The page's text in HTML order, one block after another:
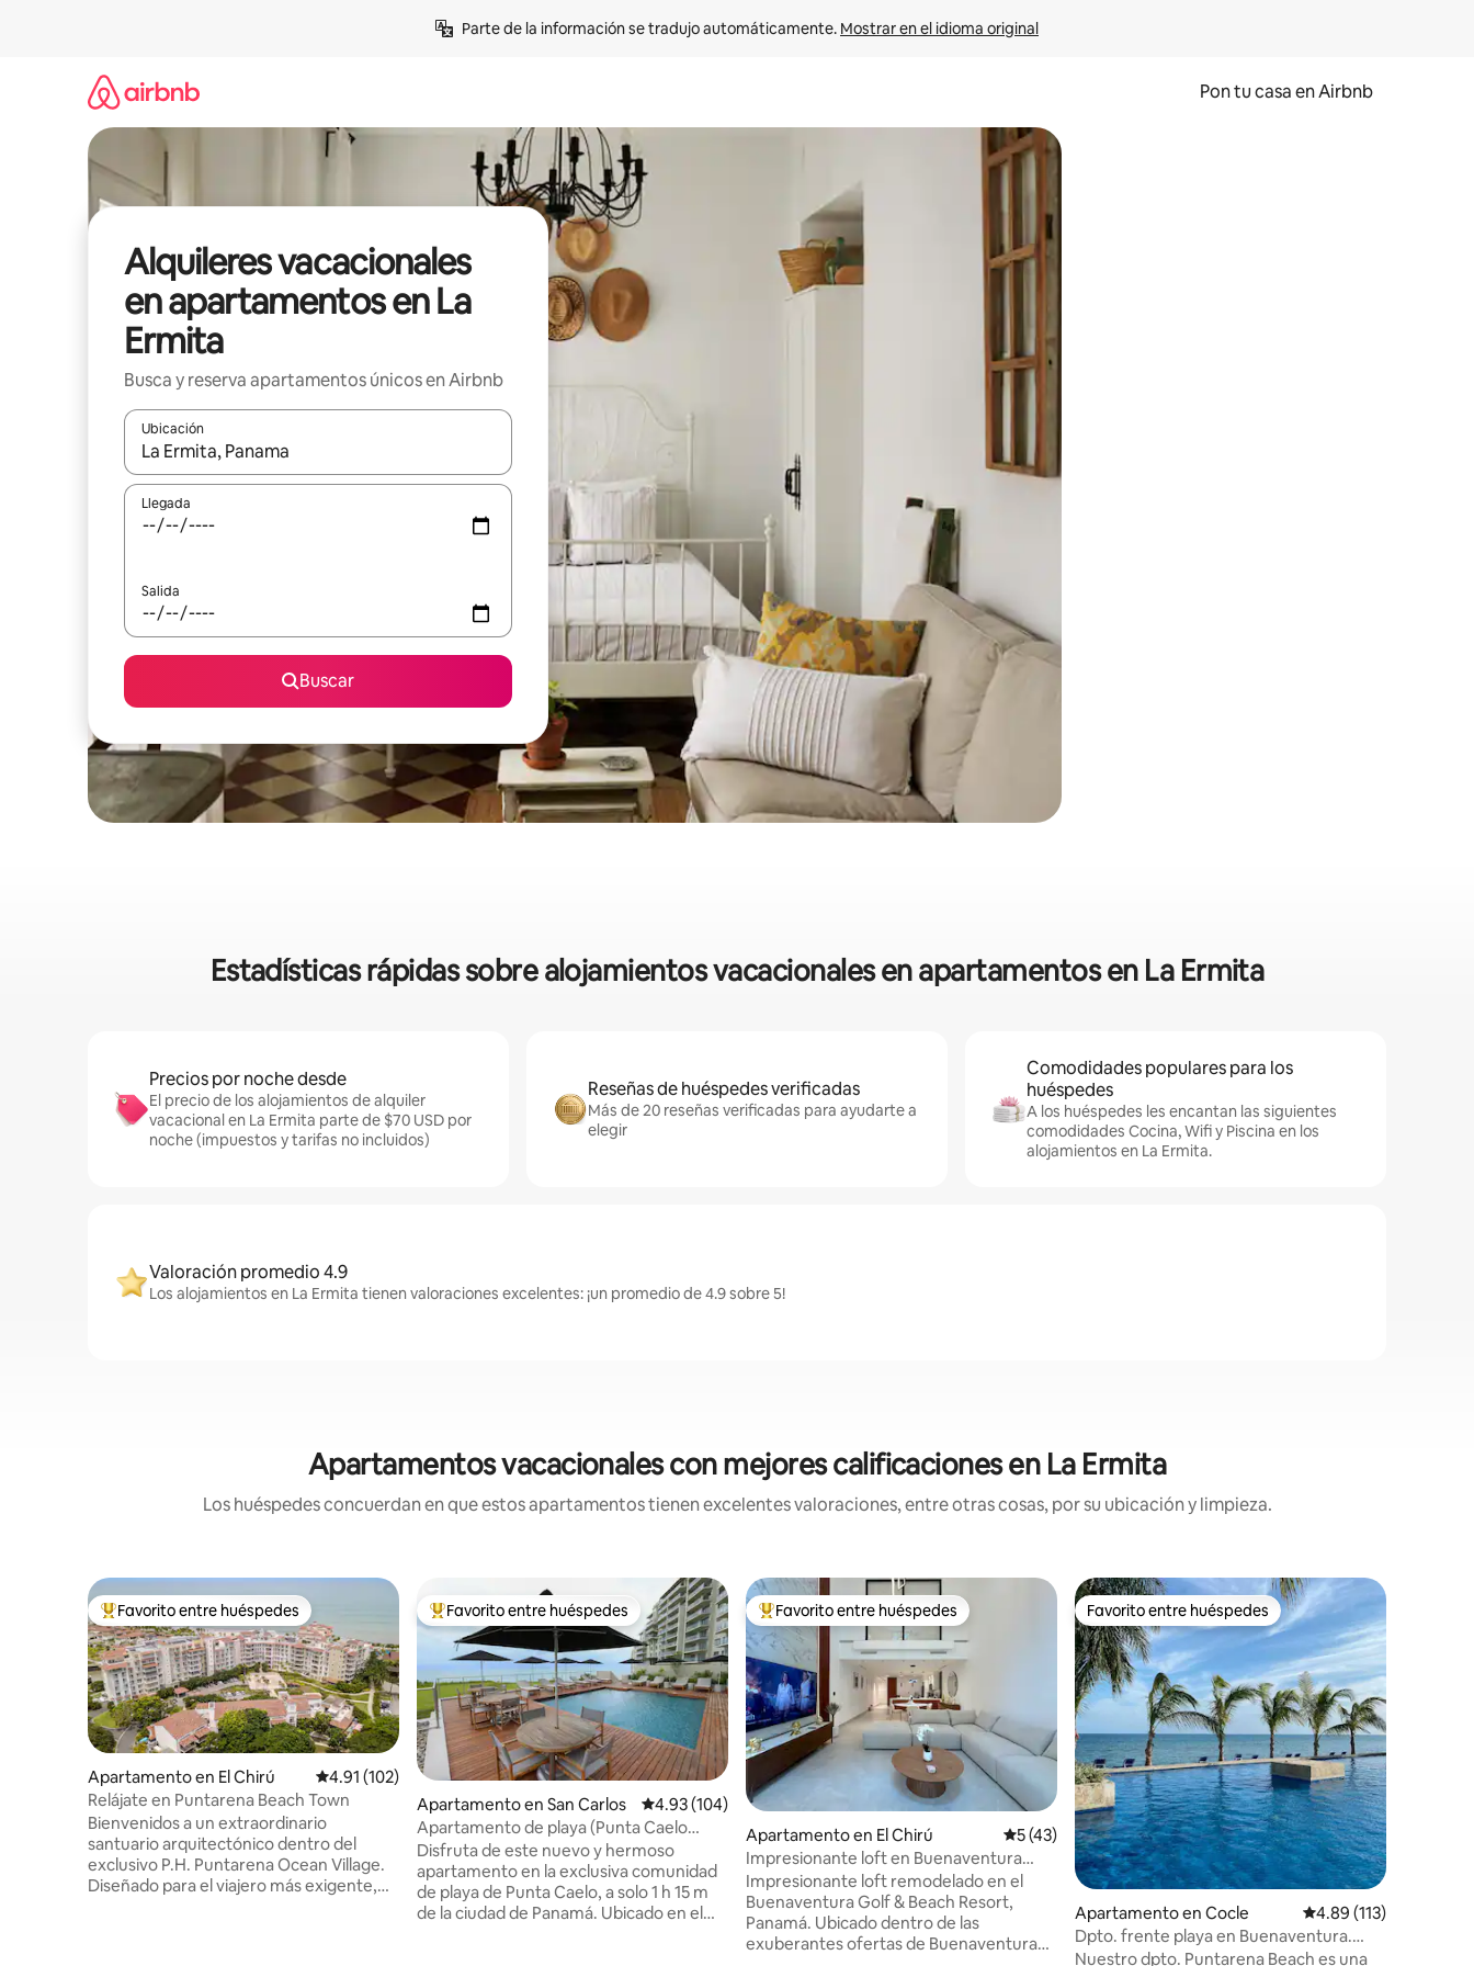
Parte de la información se tradujo automáticamente. Mostrar en el idioma original
Pon tu casa en Airbnb
Alquileres vacacionales
en apartamentos en La
Ermita
Busca y reserva apartamentos únicos en Airbnb
Ubicación
Cuando los resultados estén disponibles, navega con las teclas de flecha hacia arriba y hacia abajo o explora con el tacto o desliza el dedo.
Llegada
Salida
Buscar
Estadísticas rápidas sobre alojamientos vacacionales en apartamentos en La Ermita
Precios por noche desde
El precio de los alojamientos de alquiler
vacacional en La Ermita parte de $70 USD por
noche (impuestos y tarifas no incluidos)
Reseñas de huéspedes verificadas
Más de 20 reseñas verificadas para ayudarte a
elegir
Comodidades populares para los
huéspedes
A los huéspedes les encantan las siguientes
comodidades Cocina, Wifi y Piscina en los
alojamientos en La Ermita.
Valoración promedio 4.9
Los alojamientos en La Ermita tienen valoraciones excelentes: ¡un promedio de 4.9 sobre 5!
Apartamentos vacacionales con mejores calificaciones en La Ermita
Los huéspedes concuerdan en que estos apartamentos tienen excelentes valoraciones, entre otras cosas, por su ubicación y limpieza.
Favorito entre huéspedes preferido
Favorito entre huéspedes
Apartamento en El Chirú Calificación promedio: 4.91 de 5, 102 reseñas
4.91 (102)
Relájate en Puntarena Beach Town
Bienvenidos a un extraordinario
santuario arquitectónico dentro del
exclusivo P.H. Puntarena Ocean Village.
Diseñado para el viajero más exigente,
Favorito entre huéspedes preferido
Favorito entre huéspedes
Apartamento en San Carlos Calificación promedio: 4.93 de 5, 104 reseñas
4.93 (104)
Apartamento de playa (Punta Caelo
cerca de Río Mar)
Disfruta de este nuevo y hermoso
apartamento en la exclusiva comunidad
de playa de Punta Caelo, a solo 1 h 15 m
de la ciudad de Panamá. Ubicado en el
Favorito entre huéspedes preferido
Favorito entre huéspedes
Apartamento en El Chirú Calificación promedio: 5 de 5, 43 reseñas
5 (43)
Impresionante loft en Buenaventura
Golf&Beach Resort
Impresionante loft remodelado en el
Buenaventura Golf & Beach Resort,
Panamá. Ubicado dentro de las
exuberantes ofertas de Buenaventura
Favorito entre huéspedes
Favorito entre huéspedes
Apartamento en Cocle Calificación promedio:
4.89 (113)
Dpto. frente playa en Buenaventura.
Coclé, Panamá
Nuestro dpto. Puntarena Beach es una